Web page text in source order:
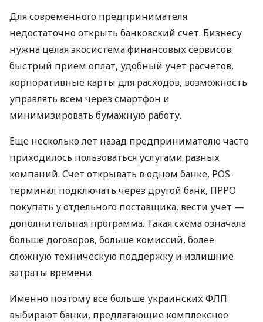
Для современного предпринимателя
недостаточно открыть банковский счет. Бизнесу
нужна целая экосистема финансовых сервисов:
быстрый прием оплат, удобный учет расчетов,
корпоративные карты для расходов, возможность
управлять всем через смартфон и
минимизировать бумажную работу.
Еще несколько лет назад предпринимателю часто
приходилось пользоваться услугами разных
компаний. Счет открывать в одном банке, POS-
терминал подключать через другой банк, ПРРО
покупать у отдельного поставщика, вести учет —
дополнительная программа. Такая схема означала
больше договоров, больше комиссий, более
сложную техническую поддержку и излишние
затраты времени.
Именно поэтому все больше украинских ФЛП
выбирают банки, предлагающие комплексное